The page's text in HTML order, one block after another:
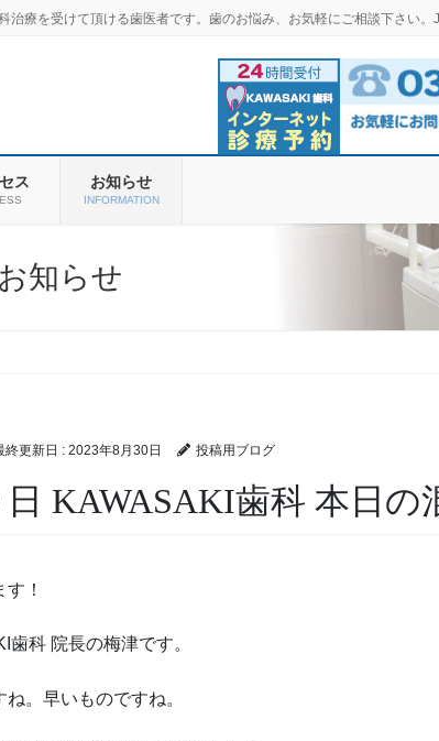
療を受けて頂ける歯医者です。歯のお悩み、お気軽にご相談下さい
ス お知らせ
INFORMATION
お知らせ
終更新日 : 2023年8月30日 投稿用ブログ
日 KAWASAKI歯科 本日の
！
科 院長の梅津です。
。早いものですね。